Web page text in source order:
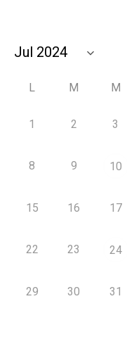
L M M
1 2 3
8 9 10
15 16 17
22 23 24
29 30 31